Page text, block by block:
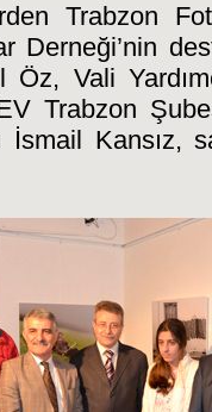
Trabzon
Derneği’nin
Vali
Trabzon
Kansız,